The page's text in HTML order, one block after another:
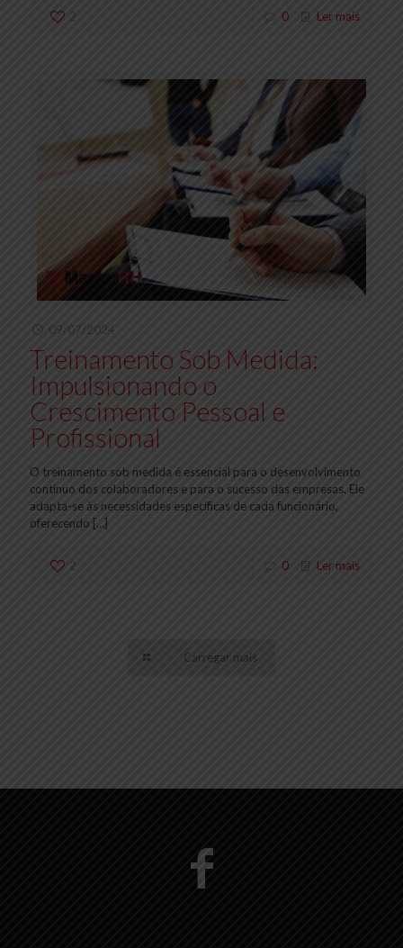
2 0 Ler mais
09/07/2024
Treinamento Sob Medida:
Impulsionando o
Crescimento Pessoal e
Profissional
O treinamento sob medida é essencial para o desenvolvimento
contínuo dos colaboradores e para o sucesso das empresas. Ele
adapta-se às necessidades específicas de cada funcionário,
oferecendo […]
2 0 Ler mais
Carregar mais